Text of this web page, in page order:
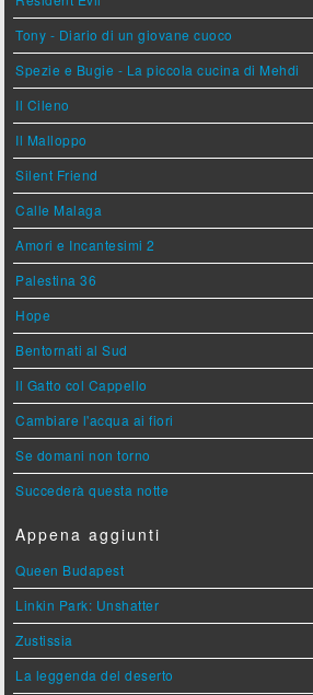
Tony - Diario di un giovane cuoco
Spezie e Bugie - La piccola cucina di Mehdi
Il Cileno
Il Malloppo
Silent Friend
Calle Malaga
Amori e Incantesimi 2
Palestina 36
Hope
Bentornati al Sud
Il Gatto col Cappello
Cambiare l'acqua ai fiori
Se domani non torno
Succederà questa notte
Appena aggiunti
Queen Budapest
Linkin Park: Unshatter
Zustissia
La leggenda del deserto